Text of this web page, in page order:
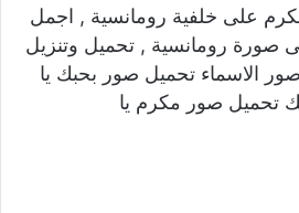
على خلفية رومانسية , اجمل
رومانسية , تحميل وتنزيل
الاسماء تحميل صور بحبك يا
تحميل صور مكرم يا